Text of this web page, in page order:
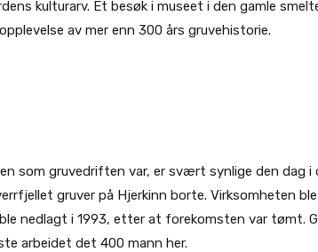
kulturarv. Et besøk i museet i den gamle
av mer enn 300 års gruvehistorie.
som gruvedriften var, er svært synlige den dag i
gruver på Hjerkinn borte. Virksomheten
nedlagt i 1993, etter at forekomsten var tømt.
arbeidet det 400 mann her.